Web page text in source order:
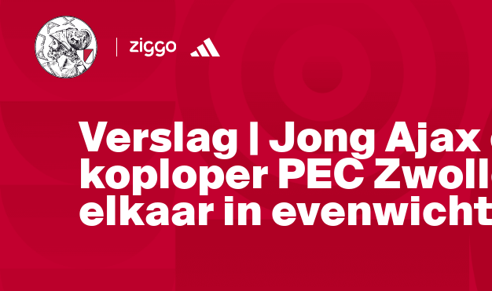
Verslag | Jong Ajax
koploper PEC
elkaar in evenwicht